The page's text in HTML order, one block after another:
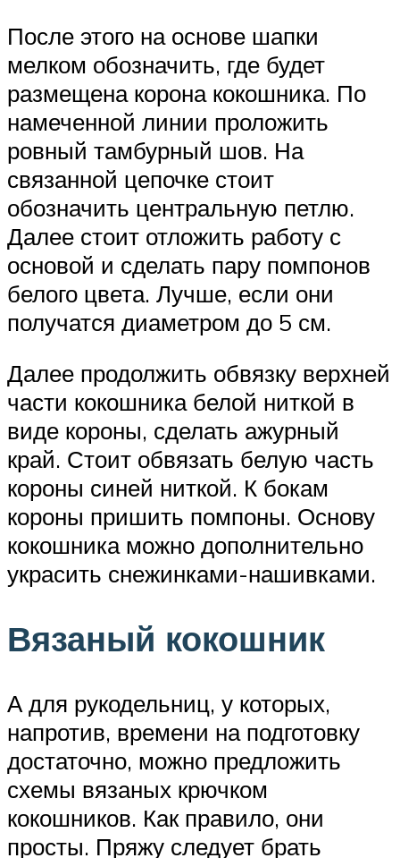
После этого на основе шапки
мелком обозначить, где будет
размещена корона кокошника. По
намеченной линии проложить
ровный тамбурный шов. На
связанной цепочке стоит
обозначить центральную петлю.
Далее стоит отложить работу с
основой и сделать пару помпонов
белого цвета. Лучше, если они
получатся диаметром до 5 см.
Далее продолжить обвязку верхней
части кокошника белой ниткой в
виде короны, сделать ажурный
край. Стоит обвязать белую часть
короны синей ниткой. К бокам
короны пришить помпоны. Основу
кокошника можно дополнительно
украсить снежинками-нашивками.
Вязаный кокошник
А для рукодельниц, у которых,
напротив, времени на подготовку
достаточно, можно предложить
схемы вязаных крючком
кокошников. Как правило, они
просты. Пряжу следует брать